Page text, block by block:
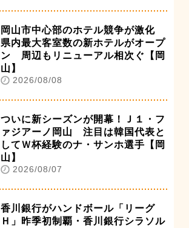
岡山市中心部のホテル競争が激化
県内最大客室数の新ホテルがオープ
ン 周辺もリニューアル相次ぐ【岡
山】
2026/08/08
ついに新シーズンが開幕！Ｊ１・フ
ァジアーノ岡山 注目は韓国代表と
してＷ杯経験のナ・サンホ選手【岡
山】
2026/08/07
香川銀行がハンドボール「リーグ
Ｈ」昨季初制覇・香川銀行シラソル